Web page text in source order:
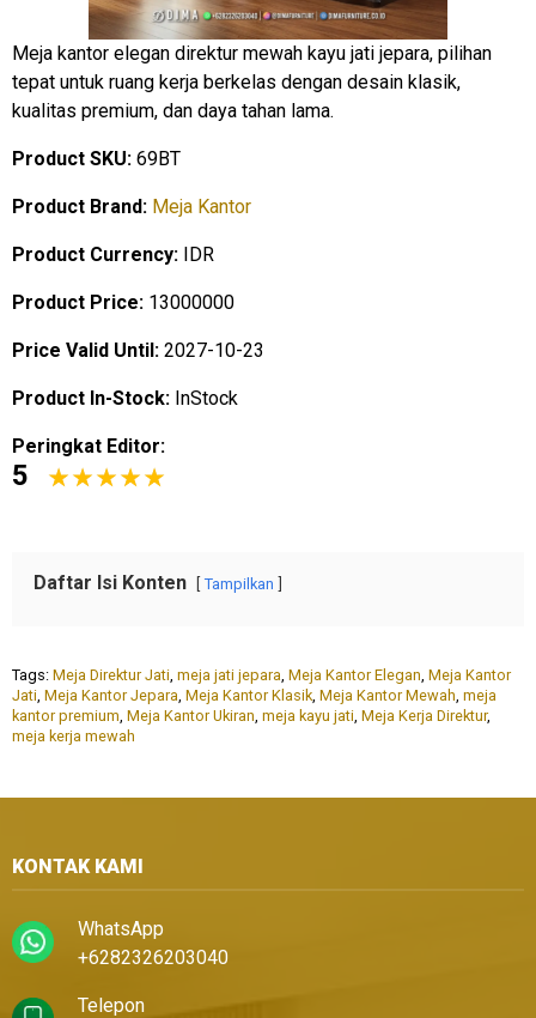
Meja kantor elegan direktur mewah kayu jati jepara, pilihan
tepat untuk ruang kerja berkelas dengan desain klasik,
kualitas premium, dan daya tahan lama.
Product SKU: 69BT
Product Brand: Meja Kantor
Product Currency: IDR
Product Price: 13000000
Price Valid Until: 2027-10-23
Product In-Stock: InStock
Peringkat Editor:
5
Daftar Isi Konten Tampilkan
Tags: Meja Direktur Jati meja jati jepara Meja Kantor Elegan Meja Kantor
Jati Meja Kantor Jepara Meja Kantor Klasik Meja Kantor Mewah meja
kantor premium Meja Kantor Ukiran meja kayu jati Meja Kerja Direktur,
meja kerja mewah
KONTAK KAMI
WhatsApp
+6282326203040
Telepon